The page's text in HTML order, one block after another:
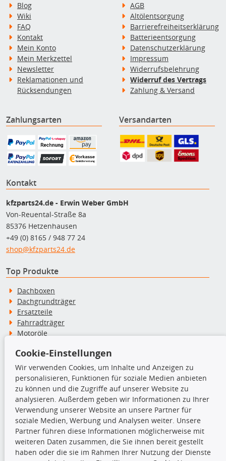
Blog
Wiki
FAQ
Kontakt
Mein Konto
Mein Merkzettel
Newsletter
Reklamationen und
Rücksendungen
AGB
Altölentsorgung
Barrierefreiheitserklärung
Batterieentsorgung
Datenschutzerklärung
Impressum
Widerrufsbelehrung
Widerruf des Vertrags
Zahlung & Versand
Zahlungsarten Versandarten
Kontakt
kfzparts24.de - Erwin Weber GmbH
Von-Reuental-Straße 8a
85376 Hetzenhausen
+49 (0) 8165 / 948 77 24
shop@kfzparts24.de
Top Produkte
Dachboxen
Dachgrundträger
Ersatzteile
Fahrradträger
Motoröle
Schneeketten
TecDoc Inside
Die hier angezeigten Daten insbesondere die gesamte Datenbank dürfen
nicht kopiert werden.
Cookie-Einstellungen
Wir verwenden Cookies, um Inhalte und Anzeigen zu
personalisieren, Funktionen für soziale Medien anbieten
zu können und die Zugriffe auf unserer Website zu
analysieren. Außerdem geben wir Informationen zu Ihrer
Verwendung unserer Website an unsere Partner für
soziale Medien, Werbung und Analysen weiter. Unsere
Partner führen diese Informationen möglicherweise mit
weiteren Daten zusammen, die Sie ihnen bereit gestellt
haben oder die sie im Rahmen Ihrer Nutzung der Dienste